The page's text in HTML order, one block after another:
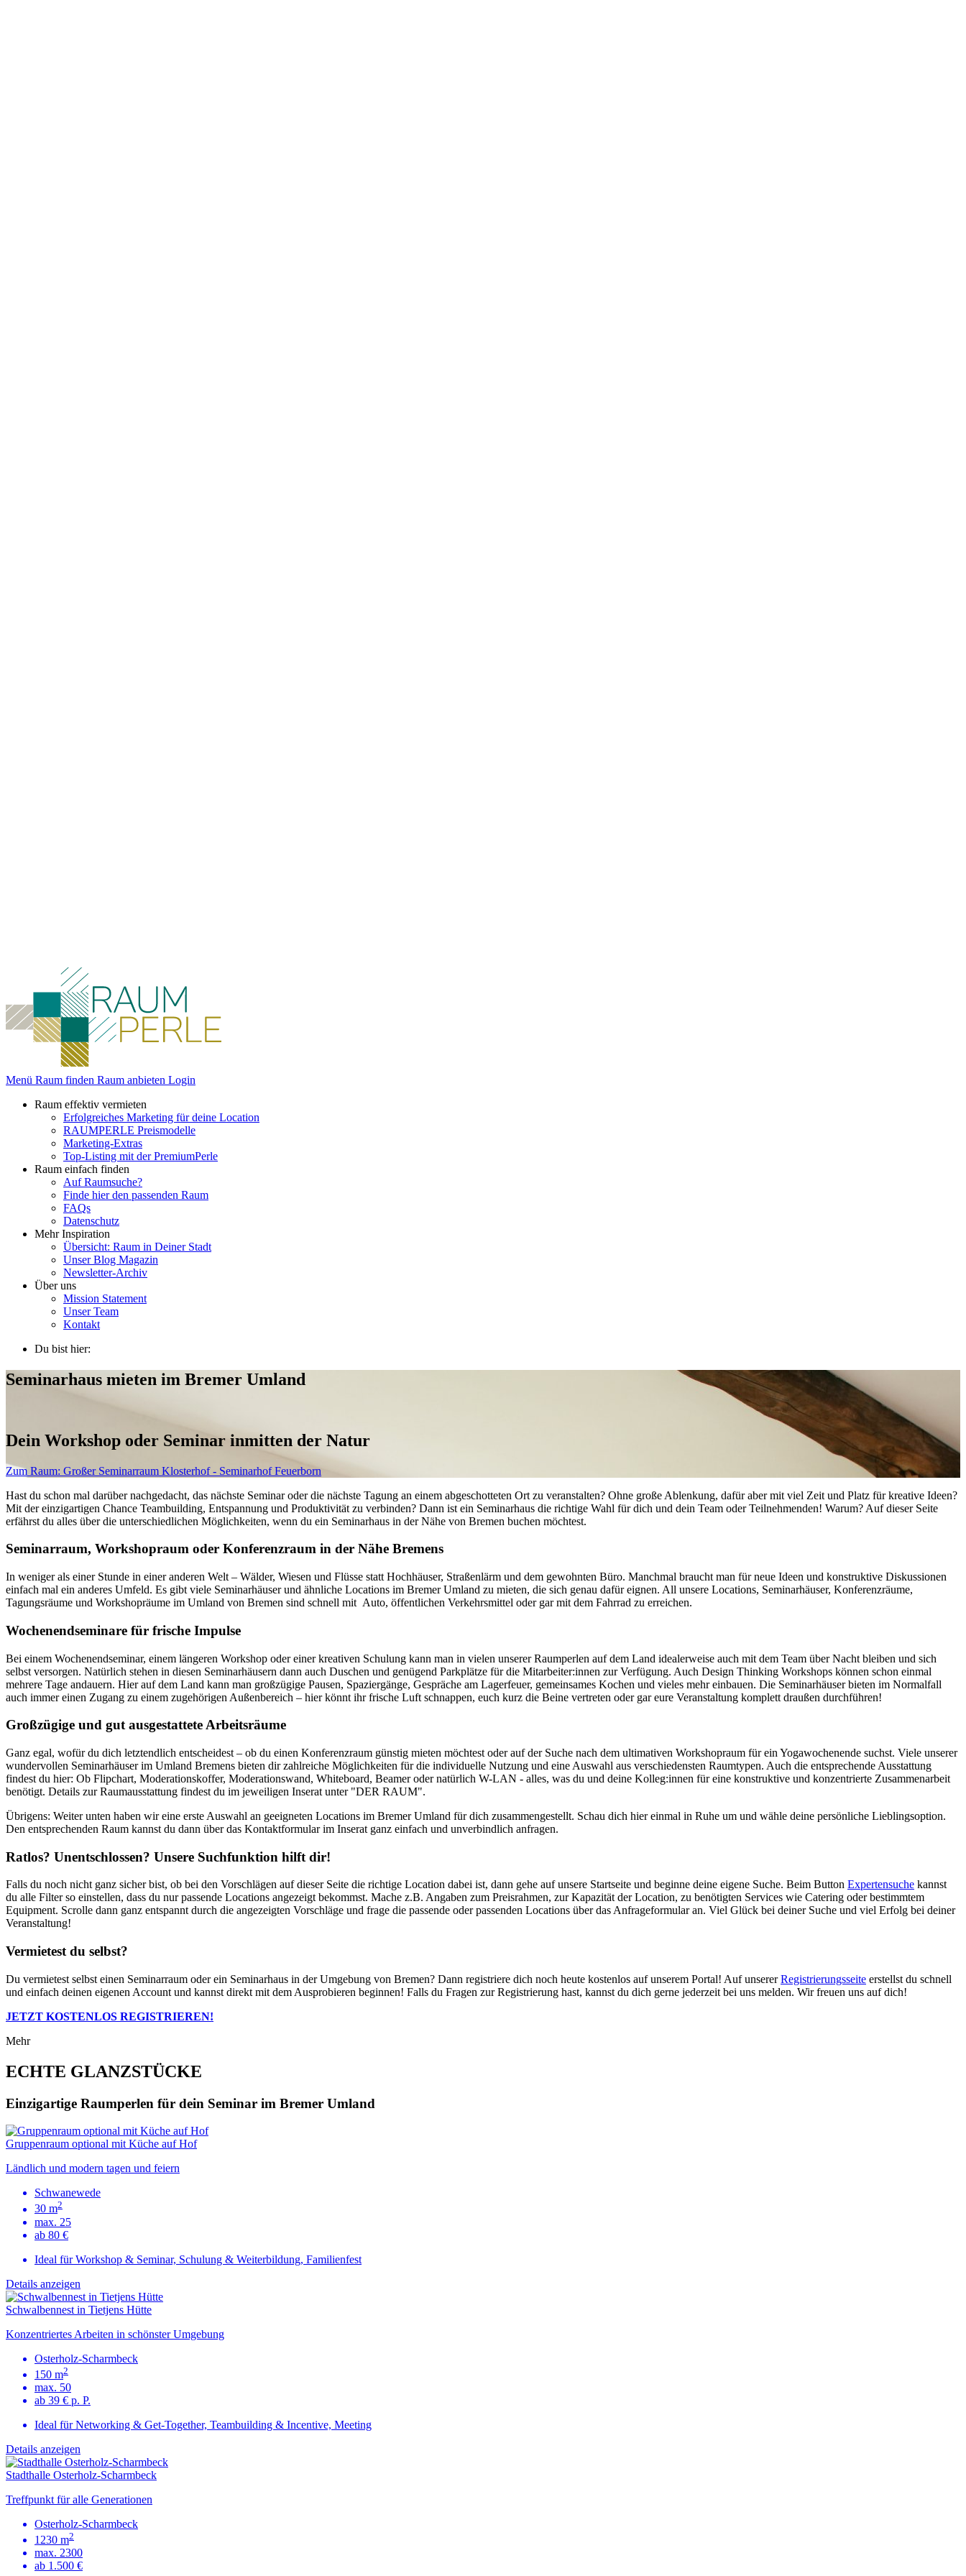
Menü Raum finden Raum anbieten Login
Raum effektiv vermieten
Erfolgreiches Marketing für deine Location
RAUMPERLE Preismodelle
Marketing-Extras
Top-Listing mit der PremiumPerle
Raum einfach finden
Auf Raumsuche?
Finde hier den passenden Raum
FAQs
Datenschutz
Mehr Inspiration
Übersicht: Raum in Deiner Stadt
Unser Blog Magazin
Newsletter-Archiv
Über uns
Mission Statement
Unser Team
Kontakt
Du bist hier:
Seminarhaus mieten im Bremer Umland
Dein Workshop oder Seminar inmitten der Natur
Zum Raum: Großer Seminarraum Klosterhof - Seminarhof Feuerborn
Hast du schon mal darüber nachgedacht, das nächste Seminar oder die nächste Tagung an einem abgeschotteten Ort zu veranstalten? Ohne große Ablenkung, dafür aber mit viel Zeit und Platz für kreative Ideen?
Mit der einzigartigen Chance Teambuilding, Entspannung und Produktivität zu verbinden? Dann ist ein Seminarhaus die richtige Wahl für dich und dein Team oder Teilnehmenden! Warum? Auf dieser Seite
erfährst du alles über die unterschiedlichen Möglichkeiten, wenn du ein Seminarhaus in der Nähe von Bremen buchen möchtest.
Seminarraum, Workshopraum oder Konferenzraum in der Nähe Bremens
In weniger als einer Stunde in einer anderen Welt – Wälder, Wiesen und Flüsse statt Hochhäuser, Straßenlärm und dem gewohnten Büro. Manchmal braucht man für neue Ideen und konstruktive Diskussionen
einfach mal ein anderes Umfeld. Es gibt viele Seminarhäuser und ähnliche Locations im Bremer Umland zu mieten, die sich genau dafür eignen. All unsere Locations, Seminarhäuser, Konferenzräume,
Tagungsräume und Workshopräume im Umland von Bremen sind schnell mit Auto, öffentlichen Verkehrsmittel oder gar mit dem Fahrrad zu erreichen.
Wochenendseminare für frische Impulse
Bei einem Wochenendseminar, einem längeren Workshop oder einer kreativen Schulung kann man in vielen unserer Raumperlen auf dem Land idealerweise auch mit dem Team über Nacht bleiben und sich
selbst versorgen. Natürlich stehen in diesen Seminarhäusern dann auch Duschen und genügend Parkplätze für die Mitarbeiter:innen zur Verfügung. Auch Design Thinking Workshops können schon einmal
mehrere Tage andauern. Hier auf dem Land kann man großzügige Pausen, Spaziergänge, Gespräche am Lagerfeuer, gemeinsames Kochen und vieles mehr einbauen. Die Seminarhäuser bieten im Normalfall
auch immer einen Zugang zu einem zugehörigen Außenbereich – hier könnt ihr frische Luft schnappen, euch kurz die Beine vertreten oder gar eure Veranstaltung komplett draußen durchführen!
Großzügige und gut ausgestattete Arbeitsräume
Ganz egal, wofür du dich letztendlich entscheidest – ob du einen Konferenzraum günstig mieten möchtest oder auf der Suche nach dem ultimativen Workshopraum für ein Yogawochenende suchst. Viele unserer
wundervollen Seminarhäuser im Umland Bremens bieten dir zahlreiche Möglichkeiten für die individuelle Nutzung und eine Auswahl aus verschiedensten Raumtypen. Auch die entsprechende Ausstattung
findest du hier: Ob Flipchart, Moderationskoffer, Moderationswand, Whiteboard, Beamer oder natürlich W-LAN - alles, was du und deine Kolleg:innen für eine konstruktive und konzentrierte Zusammenarbeit
benötigt. Details zur Raumausstattung findest du im jeweiligen Inserat unter "DER RAUM".
Übrigens: Weiter unten haben wir eine erste Auswahl an geeigneten Locations im Bremer Umland für dich zusammengestellt. Schau dich hier einmal in Ruhe um und wähle deine persönliche Lieblingsoption.
Den entsprechenden Raum kannst du dann über das Kontaktformular im Inserat ganz einfach und unverbindlich anfragen.
Ratlos? Unentschlossen? Unsere Suchfunktion hilft dir!
Falls du noch nicht ganz sicher bist, ob bei den Vorschlägen auf dieser Seite die richtige Location dabei ist, dann gehe auf unsere Startseite und beginne deine eigene Suche. Beim Button Expertensuche kannst
du alle Filter so einstellen, dass du nur passende Locations angezeigt bekommst. Mache z.B. Angaben zum Preisrahmen, zur Kapazität der Location, zu benötigten Services wie Catering oder bestimmtem
Equipment. Scrolle dann ganz entspannt durch die angezeigten Vorschläge und frage die passende oder passenden Locations über das Anfrageformular an. Viel Glück bei deiner Suche und viel Erfolg bei deiner
Veranstaltung!
Vermietest du selbst?
Du vermietest selbst einen Seminarraum oder ein Seminarhaus in der Umgebung von Bremen? Dann registriere dich noch heute kostenlos auf unserem Portal! Auf unsererRegistrierungsseite erstellst du schnell
und einfach deinen eigenen Account und kannst direkt mit dem Ausprobieren beginnen! Falls du Fragen zur Registrierung hast, kannst du dich gerne jederzeit bei uns melden. Wir freuen uns auf dich!
JETZT KOSTENLOS REGISTRIEREN!
Mehr
ECHTE GLANZSTÜCKE
Einzigartige Raumperlen für dein Seminar im Bremer Umland
Gruppenraum optional mit Küche auf Hof
Ländlich und modern tagen und feiern
Schwanewede
30 m2
max. 25
ab 80 €
Ideal für Workshop & Seminar, Schulung & Weiterbildung, Familienfest
Details anzeigen
Schwalbennest in Tietjens Hütte
Konzentriertes Arbeiten in schönster Umgebung
Osterholz-Scharmbeck
150 m2
max. 50
ab 39 € p. P.
Ideal für Networking & Get-Together, Teambuilding & Incentive, Meeting
Details anzeigen
Stadthalle Osterholz-Scharmbeck
Treffpunkt für alle Generationen
Osterholz-Scharmbeck
1230 m2
max. 2300
ab 1.500 €